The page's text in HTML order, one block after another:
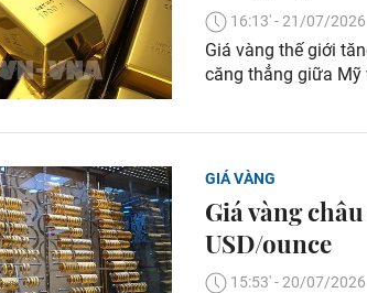
16:13' - 21/07/2026
Giá vàng thế giới
căng thẳng giữa Mỹ
GIÁ VÀNG
Giá vàng
USD/ounce
15:53' - 20/07/2026